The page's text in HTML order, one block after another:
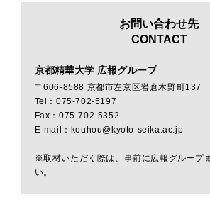
お問い合わせ先
CONTACT
京都精華大学 広報グループ
〒606-8588 京都市左京区岩倉木野町137
Tel：075-702-5197
Fax：075-702-5352
E-mail：kouhou@kyoto-seika.ac.jp
※取材いただく際は、事前に広報グループ
い。